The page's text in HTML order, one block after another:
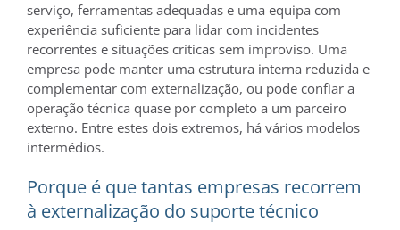
serviço, ferramentas adequadas e uma equipa com
experiência suficiente para lidar com incidentes
recorrentes e situações críticas sem improviso. Uma
empresa pode manter uma estrutura interna reduzida e
complementar com externalização, ou pode confiar a
operação técnica quase por completo a um parceiro
externo. Entre estes dois extremos, há vários modelos
intermédios.
Porque é que tantas empresas recorrem
à externalização do suporte técnico